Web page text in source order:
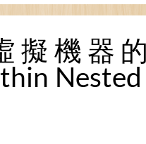
擬機器